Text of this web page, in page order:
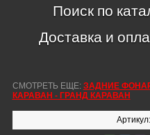
Поиск по
Доставка и
СМОТРЕТЬ ЕЩЕ: ЗАДНИЕ
КАРАВАН - ГРАНД КАРАВАН